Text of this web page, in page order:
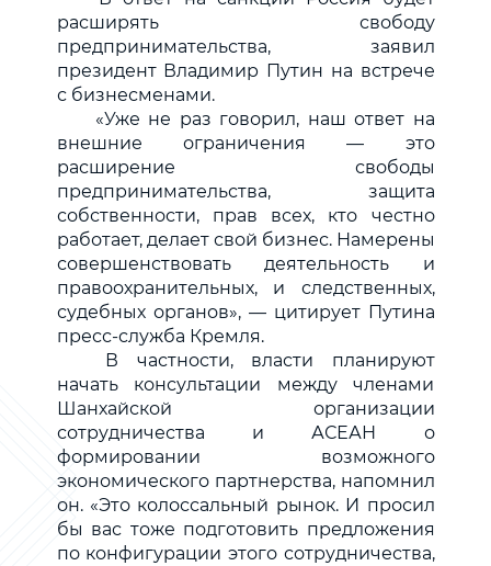
расширять свободу
предпринимательства, заявил
президент Владимир Путин на встрече
с бизнесменами.
«Уже не раз говорил, наш ответ на
внешние ограничения — это
расширение свободы
предпринимательства, защита
собственности, прав всех, кто честно
работает, делает свой бизнес. Намерены
совершенствовать деятельность и
правоохранительных, и следственных,
судебных органов», — цитирует Путина
пресс-служба Кремля.
В частности, власти планируют
начать консультации между членами
Шанхайской организации
сотрудничества и АСЕАН о
формировании возможного
экономического партнерства, напомнил
он. «Это колоссальный рынок. И просил
бы вас тоже подготовить предложения
по конфигурации этого сотрудничества,